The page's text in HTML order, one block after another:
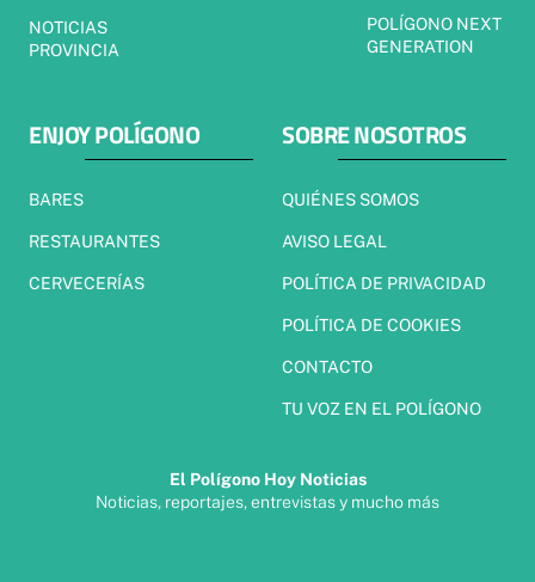
NOTICIAS
PROVINCIA
POLÍGONO NEXT
GENERATION
ENJOY POLÍGONO
BARES
RESTAURANTES
CERVECERÍAS
SOBRE NOSOTROS
QUIÉNES SOMOS
AVISO LEGAL
POLÍTICA DE PRIVACIDAD
POLÍTICA DE COOKIES
CONTACTO
TU VOZ EN EL POLÍGONO
El Polígono Hoy Noticias
Noticias, reportajes, entrevistas y mucho más